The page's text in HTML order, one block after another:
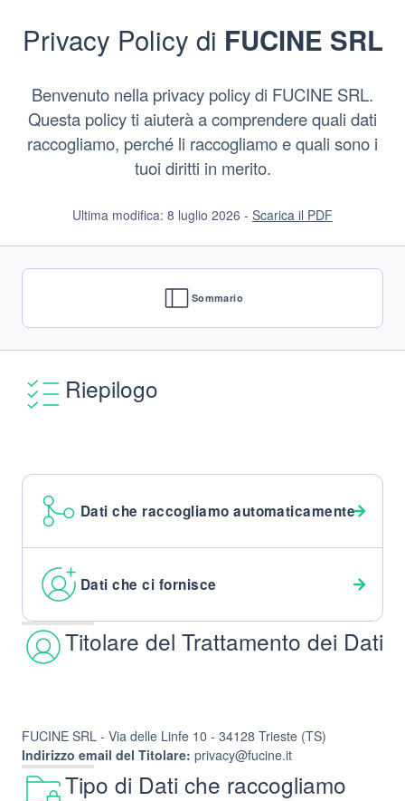
contenutoPrivacy Policy di FUCINE SRL
Benvenuto nella privacy policy di FUCINE SRL.
Questa policy ti aiuterà a comprendere quali dati
raccogliamo, perché li raccogliamo e quali sono i
tuoi diritti in merito.
Ultima modifica: 8 luglio 2026 - Scarica il PDF
Sommario
Riepilogo
Dati che raccogliamo automaticamente
Dati che ci fornisce
Titolare del Trattamento dei Dati
FUCINE SRL - Via delle Linfe 10 - 34128 Trieste (TS)
Indirizzo email del Titolare: privacy@fucine.it
Tipo di Dati che raccogliamo